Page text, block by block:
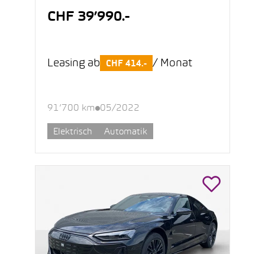
CHF 39’990.-
Leasing ab CHF 414.- / Monat
91’700 km 05/2022
Elektrisch Automatik